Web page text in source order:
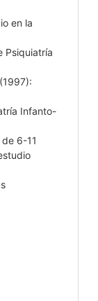
en la
Psiquiatría
Infanto-
6-11